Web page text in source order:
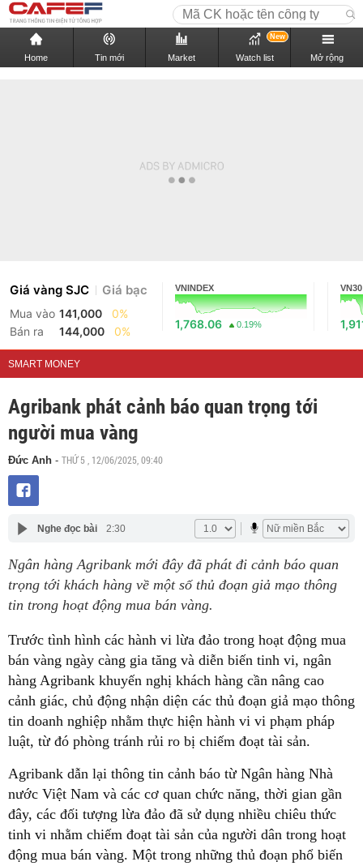
Home Tin mới Market Watch list
New
Mở rộng
Giá vàng SJC Giá bạc
Mua vào 141,000
0%
Bán ra
144,000 0%
VNINDEX
1,768.06 0.19%
VN30
SMART MONEY
Agribank phát cảnh báo quan trọng tới
người mua vàng
Đức Anh - THỨ 5 , 12/06/2025, 09:40
Nghe đọc bài 2:30
Ngân hàng Agribank mới đây đã phát đi cảnh báo quan
trọng tới khách hàng về một số thủ đoạn giả mạo thông
tin trong hoạt động mua bán vàng.
Trước tình hình các hành vi lừa đảo trong hoạt động mua
bán vàng ngày càng gia tăng và diễn biến tinh vi, ngân
hàng Agribank khuyến nghị khách hàng cần nâng cao
cảnh giác, chủ động nhận diện các thủ đoạn giả mạo thông
tin doanh nghiệp nhằm thực hiện hành vi vi phạm pháp
luật, từ đó phòng tránh rủi ro bị chiếm đoạt tài sản.
Agribank dẫn lại thông tin cảnh báo từ Ngân hàng Nhà
nước Việt Nam và các cơ quan chức năng, thời gian gần
đây, các đối tượng lừa đảo đã sử dụng nhiều chiêu thức
tinh vi nhằm chiếm đoạt tài sản của người dân trong hoạt
động mua bán vàng. Một trong những thủ đoạn phổ biến